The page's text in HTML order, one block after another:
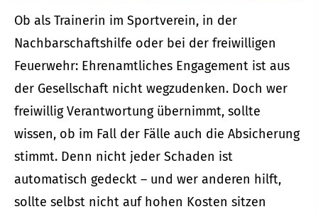
Ob als Trainerin im Sportverein, in der
Nachbarschaftshilfe oder bei der freiwilligen
Feuerwehr: Ehrenamtliches Engagement ist aus
der Gesellschaft nicht wegzudenken. Doch wer
freiwillig Verantwortung übernimmt, sollte
wissen, ob im Fall der Fälle auch die Absicherung
stimmt. Denn nicht jeder Schaden ist
automatisch gedeckt – und wer anderen hilft,
sollte selbst nicht auf hohen Kosten sitzen